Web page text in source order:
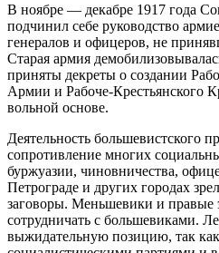
В ноябре — декабре 1917 года
подчинил себе руководство
генералов и офицеров, не
Старая армия
приняты декреты о создании
Армии и Рабоче-Крестьянского
вольной основе.
Деятельность большевистского
сопротив­ление многих
буржуазии, чиновничества,
Петрограде и других городах
заговоры. Меньшевики и правые
сотрудничать с большевиками.
выжидательную позицию, так